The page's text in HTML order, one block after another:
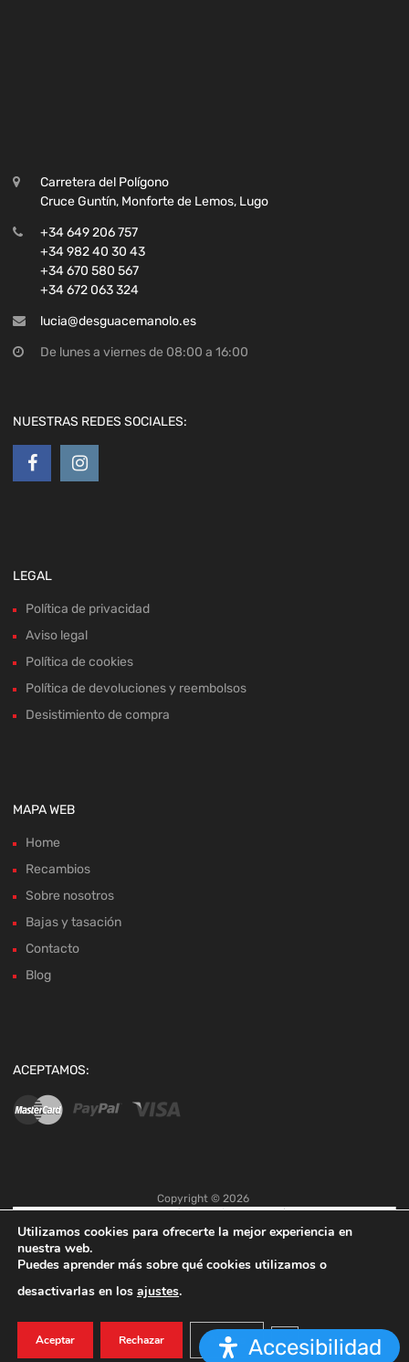
+34 670 580 567
+34 672 063 324
lucia@desguacemanolo.es
De lunes a viernes de 08:00 a 16:00
Política de cookies
Política de devoluciones y reembolsos
Desistimiento de compra
Sobre nosotros
Bajas y tasación
Contacto
Blog
Copyright ©
Utilizamos cookies para ofrecerte la mejor experiencia en
nuestra web.
Puedes aprender más sobre qué cookies utilizamos o
desactivarlas en los ajustes.
Aceptar Rechazar Ajustes Cerrar el banner de
Accesibilidad